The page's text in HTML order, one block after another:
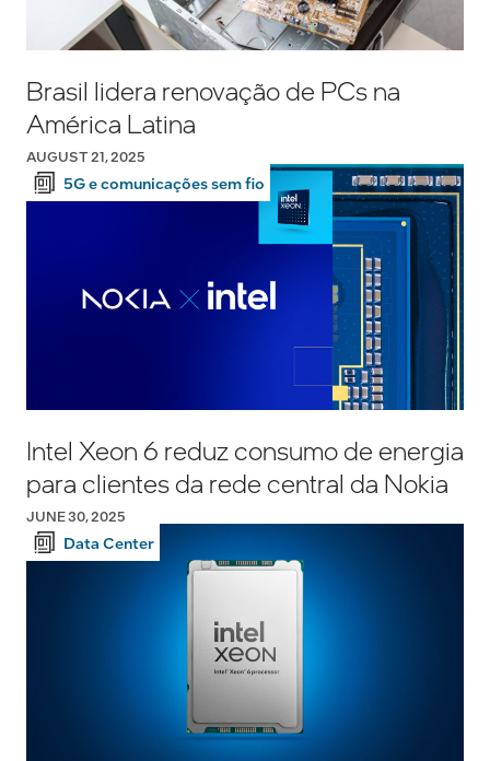
Brasil lidera renovação de PCs na
América Latina
AUGUST 21, 2025
5G e comunicações sem fio
Intel Xeon 6 reduz consumo de energia
para clientes da rede central da Nokia
JUNE 30, 2025
Data Center